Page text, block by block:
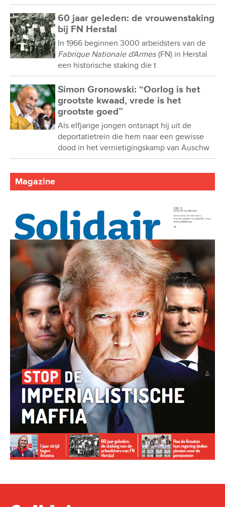
60 jaar geleden: de vrouwenstaking
bij FN Herstal
In 1966 beginnen 3000 arbeidsters van de
Fabrique Nationale d'Armes (FN) in Herstal
een historische staking die t
Simon Gronowski: “Oorlog is het
grootste kwaad, vrede is het
grootste goed”
Als elfjarige jongen ontsnapt hij uit de
deportatietrein die hem naar een gewisse
dood in het vernietigingskamp van Auschw
Magazine